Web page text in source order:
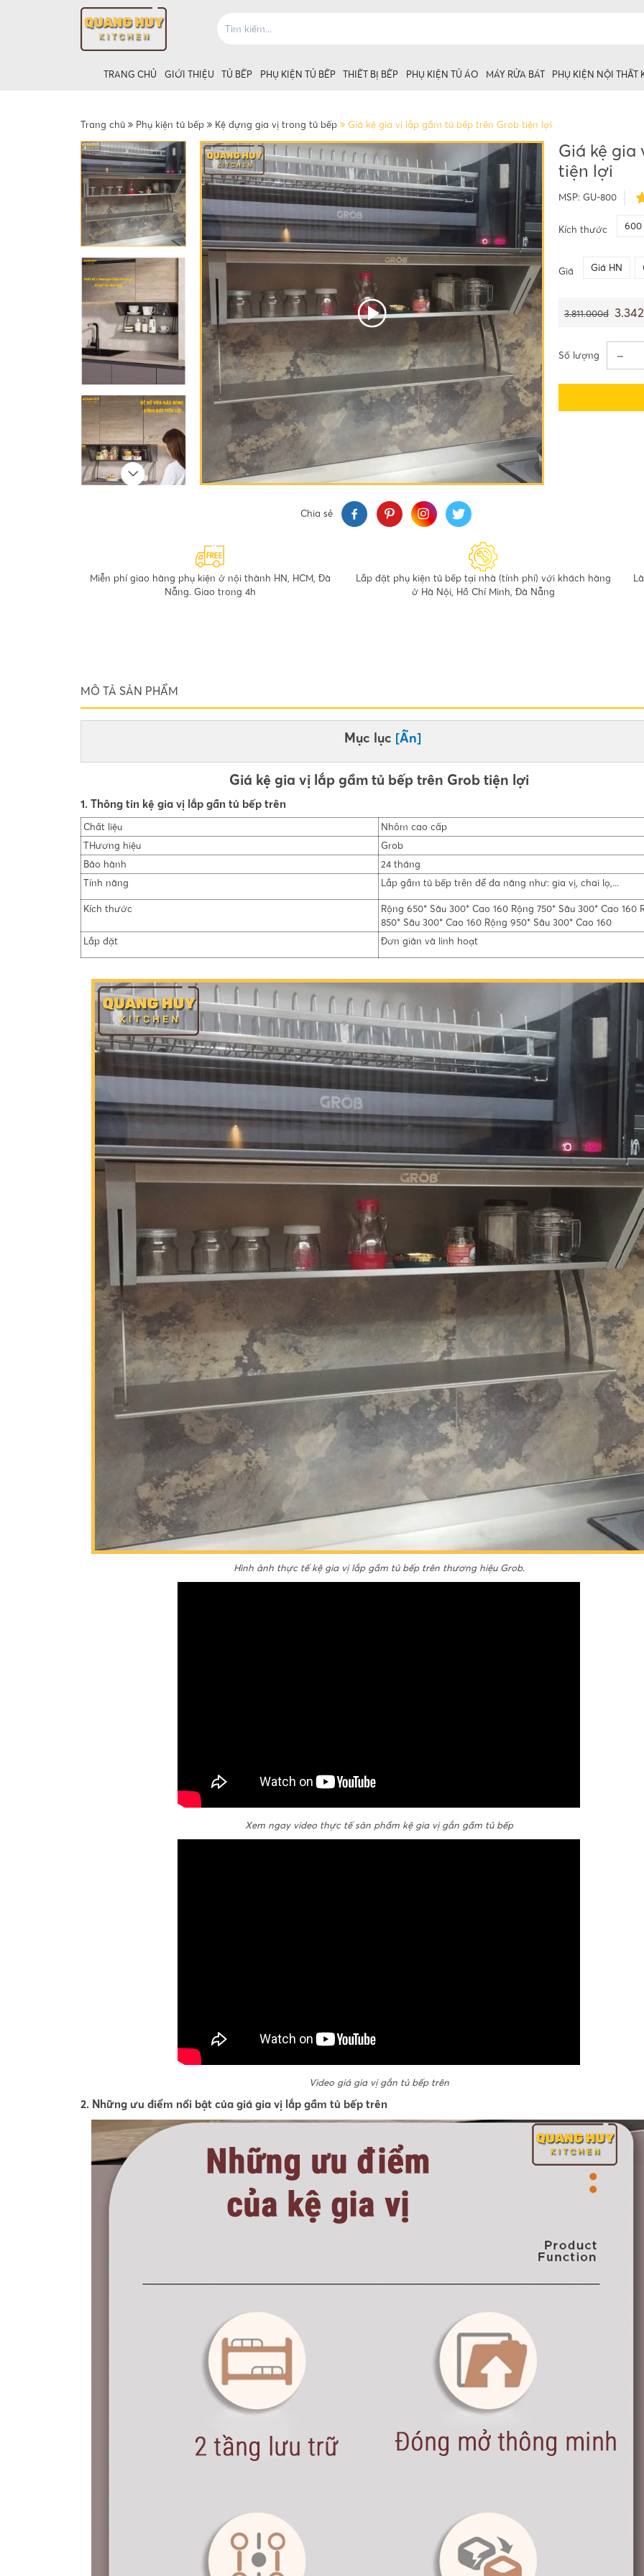
TRANG CHỦ GIỚI THIỆU TỦ BẾP PHỤ KIỆN TỦ BẾP
Giá úp bát tủ trên
Giá úp bát tủ dưới
THIẾT BỊ BẾP PHỤ KIỆN TỦ ÁO MÁY RỬA BÁT PHỤ KIỆN NỘI THẤT
Trang chủ Phụ kiện tủ bếp Kệ đựng gia vị trong tủ bếp Giá kệ gia vị lắp gầm tủ bếp trên Grob tiện lợi
Giá kệ gia
tiện lợi
MSP: GU-800
Kích thước 600
Giá Giá HN
3.811.000đ
Số lượng
Chia sẻ
Miễn phí giao hàng phụ kiện ở nội thành HN, HCM, Đà
Nẵng. Giao trong 4h
Lắp đặt phụ kiện tủ bếp tại nhà (tính phí) với khách hàng
ở Hà Nội, Hồ Chí Minh, Đà Nẵng
MÔ TẢ SẢN PHẨM
Mục lục [Ẩn]
Giá kệ gia vị lắp gầm tủ bếp trên Grob tiện lợi
1. Thông tin kệ gia vị lắp gần tủ bếp trên
Chất liệu
Nhôm cao cấp
THương hiệu
Grob
Bảo hành
24 tháng
Tính năng
Lắp gầm tủ bếp trên để đa năng như: gia vị, chai lọ,...
Kích thước
Rộng 650* Sâu 300* Cao 160 Rộng 750* Sâu 300* Cao 160
850* Sâu 300* Cao 160 Rộng 950* Sâu 300* Cao 160
Lắp đặt
Đơn giản và linh hoạt
Hình ảnh thực tế kệ gia vị lắp gầm tủ bếp trên thương hiệu Grob.
Xem ngay video thực tế sản phẩm kệ gia vị gắn gầm tủ bếp
Video giá gia vị gắn tủ bếp trên
2. Những ưu điểm nổi bật của giá gia vị lắp gầm tủ bếp trên